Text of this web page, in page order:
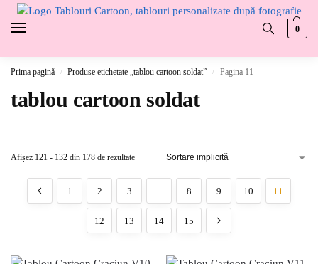
0
Prima pagină / Produse etichetate „tablou cartoon soldat” / Pagina 11
tablou cartoon soldat
Afișez 121 - 132 din 178 de rezultate
1 2 3 … 8 9 10 11
12 13 14 15